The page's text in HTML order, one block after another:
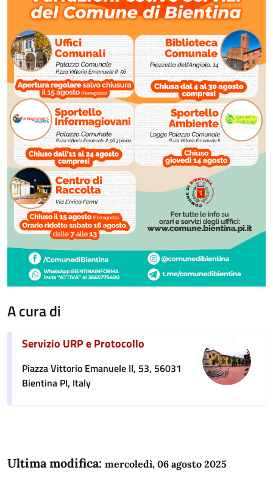
A cura di
Servizio URP e Protocollo
Piazza Vittorio Emanuele II, 53, 56031
Bientina PI, Italy
Ultima modifica: mercoledì, 06 agosto 2025